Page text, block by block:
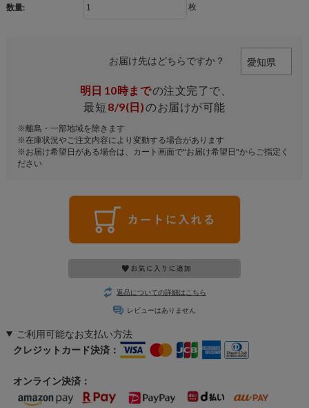
数量: 枚
お届け先はどちらですか？
明日 10時までの注文完了で、
最短 8/9(日)のお届けが可能
※離島・一部地域を除きます
※在庫状況やご注文内容により変動する場合があります
※お届け希望日がある場合は、カート画面で"お届け希望日"からご指定く
ださい
返品についての詳細はこちら
レビューはありません
ご利用可能なお支払い方法
クレジットカード決済：
オンライン決済：